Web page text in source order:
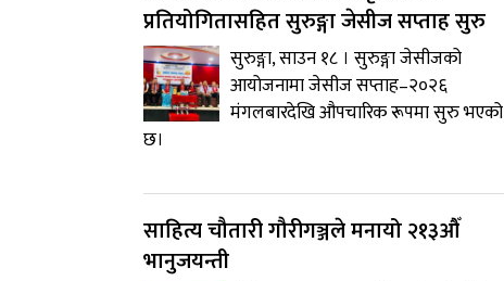
प्रतियोगितासहित सुरुङ्गा जेसीज सप्ताह सुरु
सुरुङ्गा, साउन १८ । सुरुङ्गा जेसीजको
आयोजनामा जेसीज सप्ताह–२०२६
मंगलबारदेखि औपचारिक रूपमा सुरु भएको
छ।
साहित्य चौतारी गौरीगञ्जले मनायो २१३औँ
भानुजयन्ती